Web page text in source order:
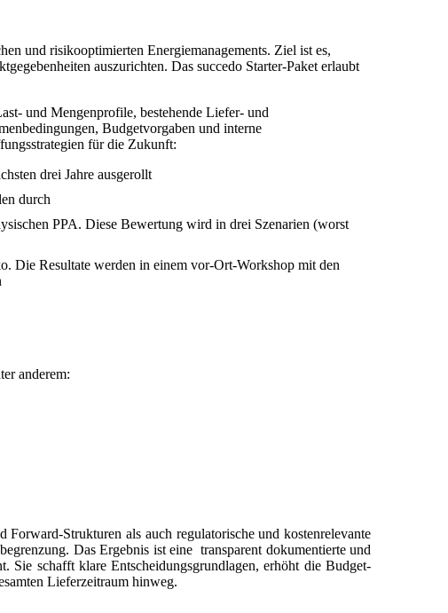
und risikooptimierten Energiemanagements. Ziel ist es,
auszurichten. Das succedo Starter-Paket erlaubt
und Mengenprofile, bestehende Liefer- und
Budgetvorgaben und interne
für die Zukunft:
drei Jahre ausgerollt
durch
PPA. Diese Bewertung wird in drei Szenarien (worst
Die Resultate werden in einem vor-Ort-Workshop mit den
anderem:
Strukturen als auch regulatorische und kostenrelevante
Das Ergebnis ist eine transparent dokumentierte und
Sie schafft klare Entscheidungsgrundlagen, erhöht die Budget-
Lieferzeitraum hinweg.